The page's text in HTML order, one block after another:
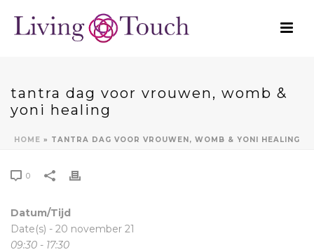
tantra dag voor vrouwen, womb &
yoni healing
HOME » TANTRA DAG VOOR VROUWEN, WOMB & YONI HEALING
0
Datum/Tijd
Date(s) - 20 november 21
09:30 - 17:30